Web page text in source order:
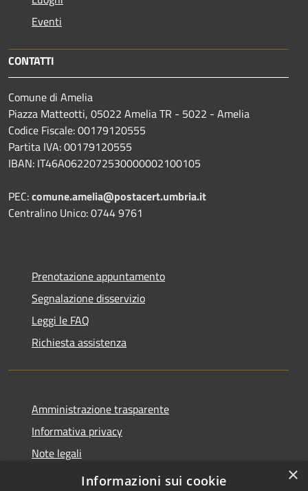
Eventi
CONTATTI
Comune di Amelia
Piazza Matteotti, 05022 Amelia TR - 5022 - Amelia
Codice Fiscale: 00179120555
Partita IVA: 00179120555
IBAN: IT46A0622072530000002100105
PEC:comune.amelia@postacert.umbria.it
Centralino Unico: 0744 9761
Prenotazione appuntamento
Segnalazione disservizio
Leggi le FAQ
Richiesta assistenza
Amministrazione trasparente
Informativa privacy
Note legali
Dichiarazione di accessibilità
×
Informazioni sui cookie